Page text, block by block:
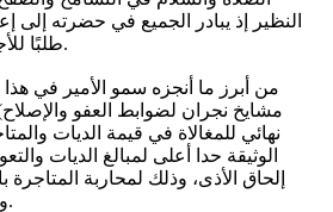
النظير إذ يبادر الجميع في حضرته إلى
طلبًا للأجر وابتغاءً لوجه الله تعالى.
من أبرز ما أنجزه سمو الأمير في هذا
مشايخ نجران لضوابط العفو
نهائي للمغالاة في قيمة الديات
الوثيقة حدا أعلى لمبالغ الديات
إلحاق الأذى، وذلك لمحاربة المتاجرة
وتهدّد الأمن وتزرع البغضاء.